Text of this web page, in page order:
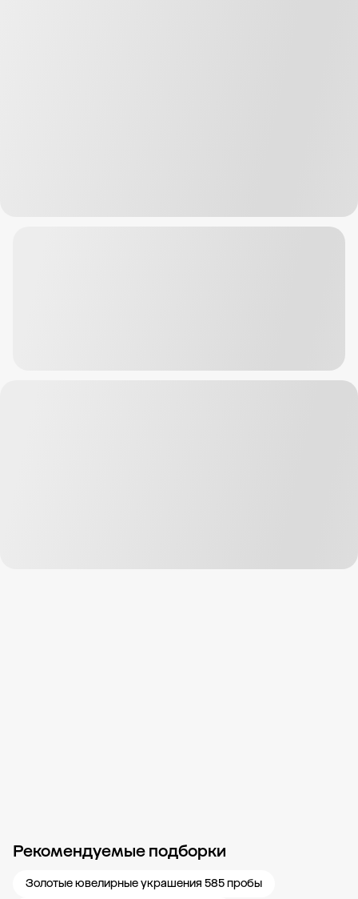
Рекомендуемые подборки
Золотые ювелирные украшения 585 пробы
Новости компании Журнал ЗОЛОТОЙ Блог